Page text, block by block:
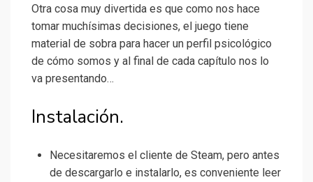
Otra cosa muy divertida es que como nos hace
tomar muchísimas decisiones, el juego tiene
material de sobra para hacer un perfil psicológico
de cómo somos y al final de cada capítulo nos lo
va presentando…
Instalación.
Necesitaremos el cliente de Steam, pero antes
de descargarlo e instalarlo, es conveniente leer